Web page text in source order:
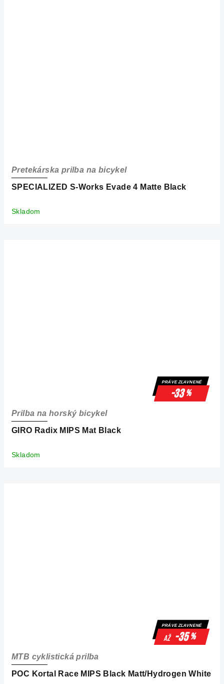
SPECIALIZED S-Works Evade 4 Matte Black
Pretekárska prilba na bicykel
Skladom
PRÁVE ZĽAVNENÉ
-33%
GIRO Radix MIPS Mat Black
Prilba na horský bicykel
Skladom
PRÁVE ZĽAVNENÉ
až -35%
POC Kortal Race MIPS Black Matt/Hydrogen White
MTB cyklistická prilba